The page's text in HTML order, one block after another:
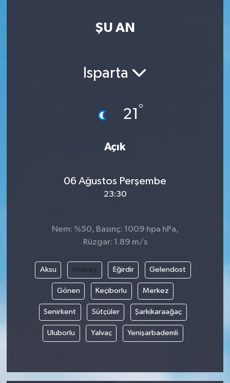
ŞU AN
Isparta
21 °
Açık
06 Ağustos Perşembe
23:30
Nem: %50, Basınç: 1009 hpa hPa,
Rüzgar: 1.89 m/s
Aksu Atabey Eğirdir Gelendost
Gönen Keçiborlu Merkez
Senirkent Sütçüler Şarkikaraağaç
Uluborlu Yalvaç Yenişarbademli